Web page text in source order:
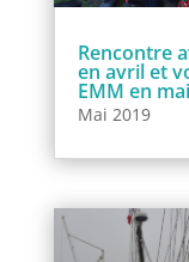
Rencontre
en avril et
EMM en
Mai 2019